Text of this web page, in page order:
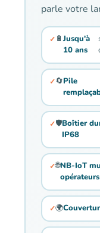
parle votre
🔋 Jusqu'à
10 ans
🔄Pile
🛡️Boîtier
IP68
🌐NB-IoT
opérateurs
🌍